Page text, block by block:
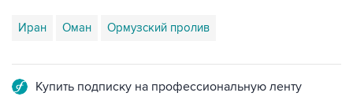
Иран Оман Ормузский пролив
Купить подписку на профессиональную ленту